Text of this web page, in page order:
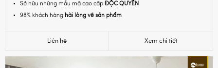
Sở hữu những mẫu mã cao cấp ĐỘC QUYỀN
98% khách hàng hài lòng về sản phẩm
Liên hệ Xem chi tiết